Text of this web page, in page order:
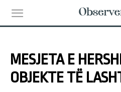
MESJETA E
OBJEKTE TË